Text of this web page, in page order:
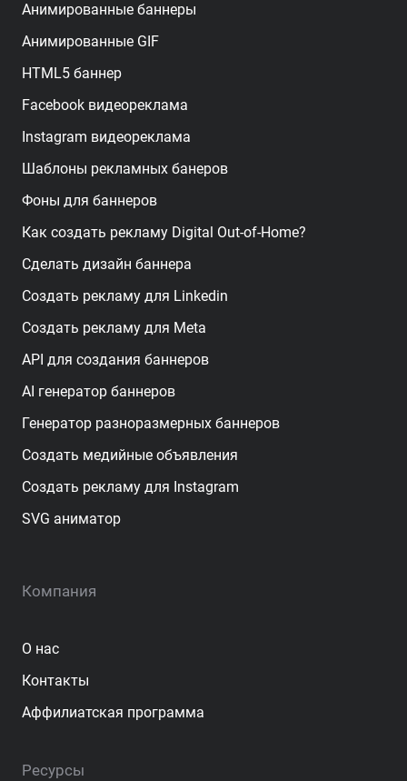
Анимированные баннеры
Анимированные GIF
HTML5 баннер
Facebook видеореклама
Instagram видеореклама
Шаблоны рекламных банеров
Фоны для баннеров
Как создать рекламу Digital Out-of-Home?
Сделать дизайн баннера
Создать рекламу для Linkedin
Создать рекламу для Meta
API для создания баннеров
AI генератор баннеров
Генератор разноразмерных баннеров
Создать медийные объявления
Создать рекламу для Instagram
SVG аниматор
Компания
О нас
Контакты
Аффилиатская программа
Ресурсы